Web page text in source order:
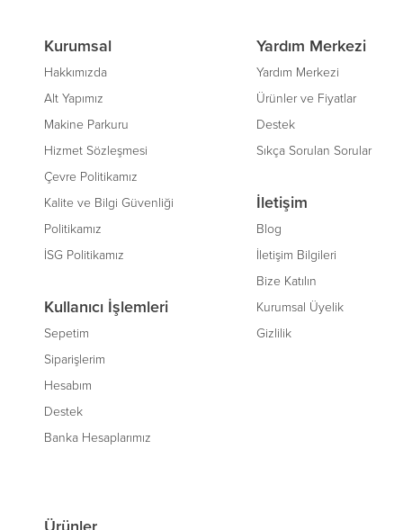
Kurumsal
Hakkımızda
Alt Yapımız
Makine Parkuru
Hizmet Sözleşmesi
Çevre Politikamız
Kalite ve Bilgi Güvenliği
Politikamız
İSG Politikamız
Kullanıcı İşlemleri
Sepetim
Siparişlerim
Hesabım
Destek
Banka Hesaplarımız
Yardım Merkezi
Yardım Merkezi
Ürünler ve Fiyatlar
Destek
Sıkça Sorulan Sorular
İletişim
Blog
İletişim Bilgileri
Bize Katılın
Kurumsal Üyelik
Gizlilik